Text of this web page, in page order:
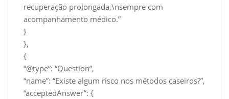
recuperação prolongada,\nsempre com
acompanhamento médico.”
}
},
{
“@type”: “Question”,
“name”: “Existe algum risco nos métodos caseiros?”,
“acceptedAnswer”: {